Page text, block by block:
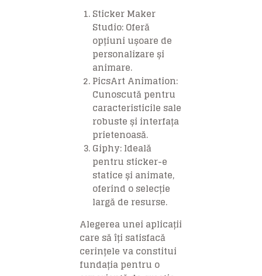
Sticker Maker
Studio: Oferă
opțiuni ușoare de
personalizare și
animare.
PicsArt Animation:
Cunoscută pentru
caracteristicile sale
robuste și interfața
prietenoasă.
Giphy: Ideală
pentru sticker-e
statice și animate,
oferind o selecție
largă de resurse.
Alegerea unei aplicații
care să îți satisfacă
cerințele va constitui
fundația pentru o